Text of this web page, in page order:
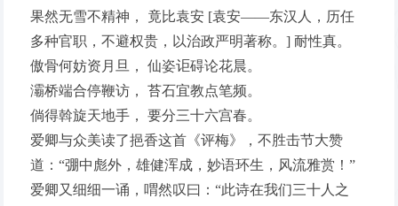
果然无雪不精神， 竟比袁安 [袁安——东汉人，历任
多种官职，不避权贵，以治政严明著称。] 耐性真。
傲骨何妨资月旦， 仙姿讵碍论花晨。
灞桥端合停鞭访， 苔石宜教点笔频。
倘得斡旋天地手， 要分三十六宫春。
爱卿与众美读了挹香这首《评梅》，不胜击节大赞
道：“弸中彪外，雄健浑成，妙语环生，风流雅赏！”
爱卿又细细一诵，喟然叹曰：“此诗在我们三十人之